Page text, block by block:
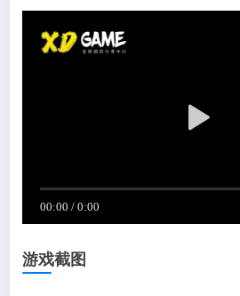
游戏截图